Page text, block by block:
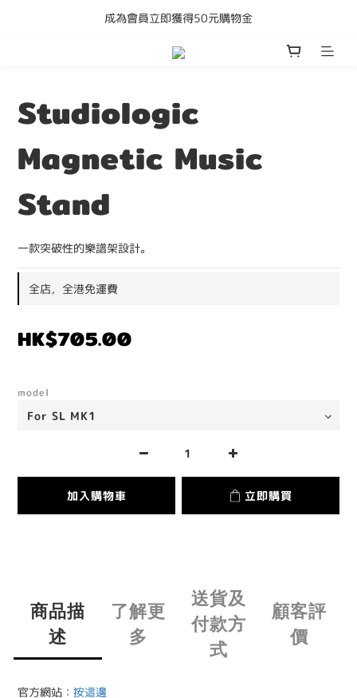
購買任何產品即享全港免運費
成為會員立即獲得50元購物金
購買任何產品即享全港免運費
Studiologic
Magnetic Music
Stand
一款突破性的樂譜架設計。
全店，全港免運費
HK$705.00
model
加入購物車 立即購買
商品描
述
了解更
多
送貨及
付款方
式
顧客評
價
官方網站： 按這邊